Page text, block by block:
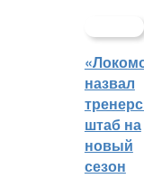
назвал
штаб на
новый
сезон